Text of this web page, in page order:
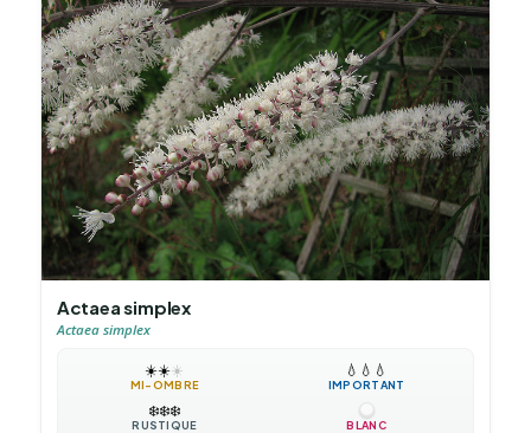
Actaea simplex
Actaea simplex
☀️☀️☀️
MI-OMBRE
💧 💧 💧
IMPORTANT
❄️❄️❄️
RUSTIQUE BLANC